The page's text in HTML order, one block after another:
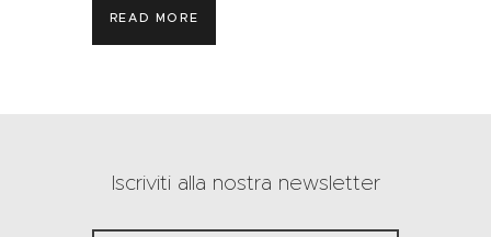
READ MORE
Iscriviti alla nostra newsletter